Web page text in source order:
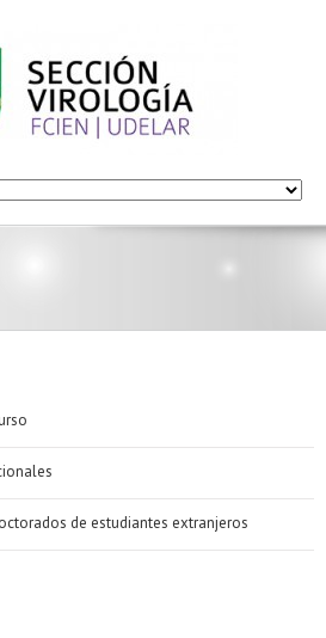
de estudiantes extranjeros